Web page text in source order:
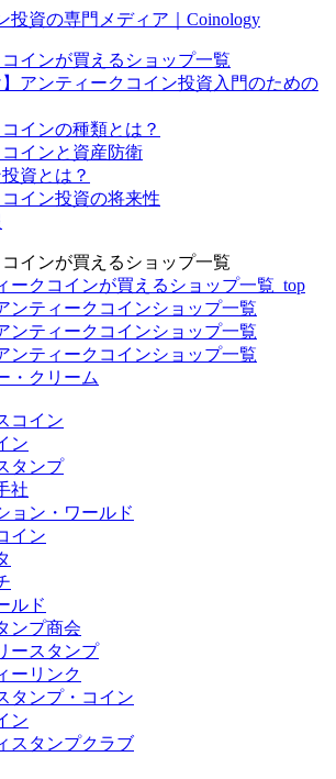
投資の専門メディア｜Coinology
インが買えるショップ一覧
】アンティークコイン投資入門のための
インの種類とは？
インと資産防衛
資とは？
イン投資の将来性
インが買えるショップ一覧
ークコインが買えるショップ一覧_top
ンティークコインショップ一覧
ンティークコインショップ一覧
ンティークコインショップ一覧
・クリーム
コイン
ン
タンプ
社
ョン・ワールド
イン
ルド
ンプ商会
ースタンプ
ーリンク
タンプ・コイン
ン
スタンプクラブ